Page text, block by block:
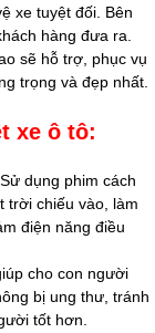
xe tuyệt đối. Bên
hàng đưa ra.
sẽ hỗ trợ, phục vụ
trọng và đẹp nhất.
xe ô tô:
dụng phim cách
trời chiếu vào, làm
điện năng điều
cho con người
bị ung thư, tránh
tốt hơn.